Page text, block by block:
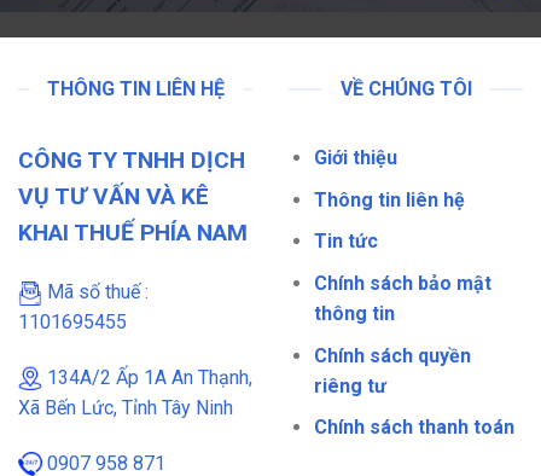
THÔNG TIN LIÊN HỆ
CÔNG TY TNHH DỊCH
VỤ TƯ VẤN VÀ KÊ
KHAI THUẾ PHÍA NAM
Mã số thuế :
1101695455
134A/2 Ấp 1A An Thạnh,
Xã Bến Lức, Tỉnh Tây Ninh
0907 958 871
VỀ CHÚNG TÔI
Giới thiệu
Thông tin liên hệ
Tin tức
Chính sách bảo mật
thông tin
Chính sách quyền
riêng tư
Chính sách thanh toán